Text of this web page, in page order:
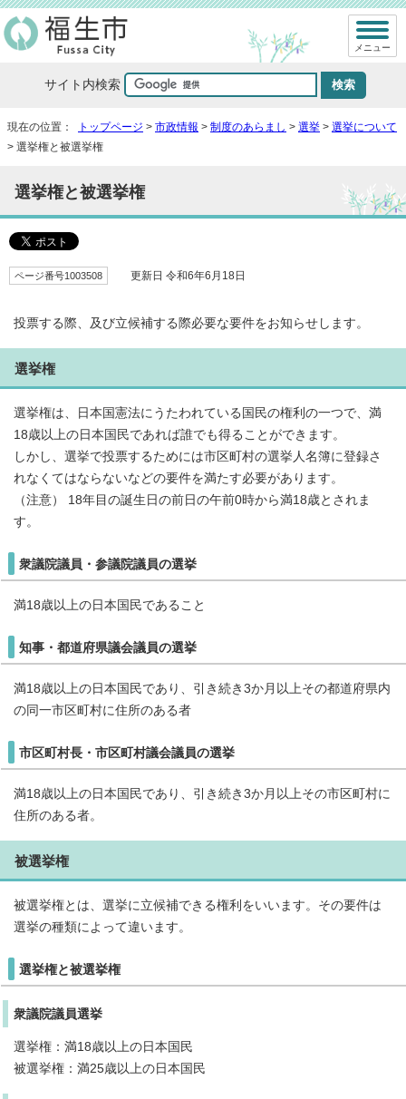
サイト内検索
メニュー
現在の位置： トップページ > 市政情報 > 制度のあらまし > 選挙 > 選挙について
> 選挙権と被選挙権
選挙権と被選挙権
ページ番号1003508 更新日 令和6年6月18日
投票する際、及び立候補する際必要な要件をお知らせします。
選挙権
選挙権は、日本国憲法にうたわれている国民の権利の一つで、満
18歳以上の日本国民であれば誰でも得ることができます。
しかし、選挙で投票するためには市区町村の選挙人名簿に登録さ
れなくてはならないなどの要件を満たす必要があります。
（注意） 18年目の誕生日の前日の午前0時から満18歳とされま
す。
衆議院議員・参議院議員の選挙
満18歳以上の日本国民であること
知事・都道府県議会議員の選挙
満18歳以上の日本国民であり、引き続き3か月以上その都道府県内
の同一市区町村に住所のある者
市区町村長・市区町村議会議員の選挙
満18歳以上の日本国民であり、引き続き3か月以上その市区町村に
住所のある者。
被選挙権
被選挙権とは、選挙に立候補できる権利をいいます。その要件は
選挙の種類によって違います。
選挙権と被選挙権
衆議院議員選挙
選挙権：満18歳以上の日本国民
被選挙権：満25歳以上の日本国民